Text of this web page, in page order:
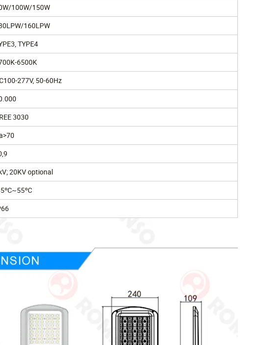
100W/150W
160LPW
TYPE4
6500K
277V, 50-60Hz
3030
20KV optional